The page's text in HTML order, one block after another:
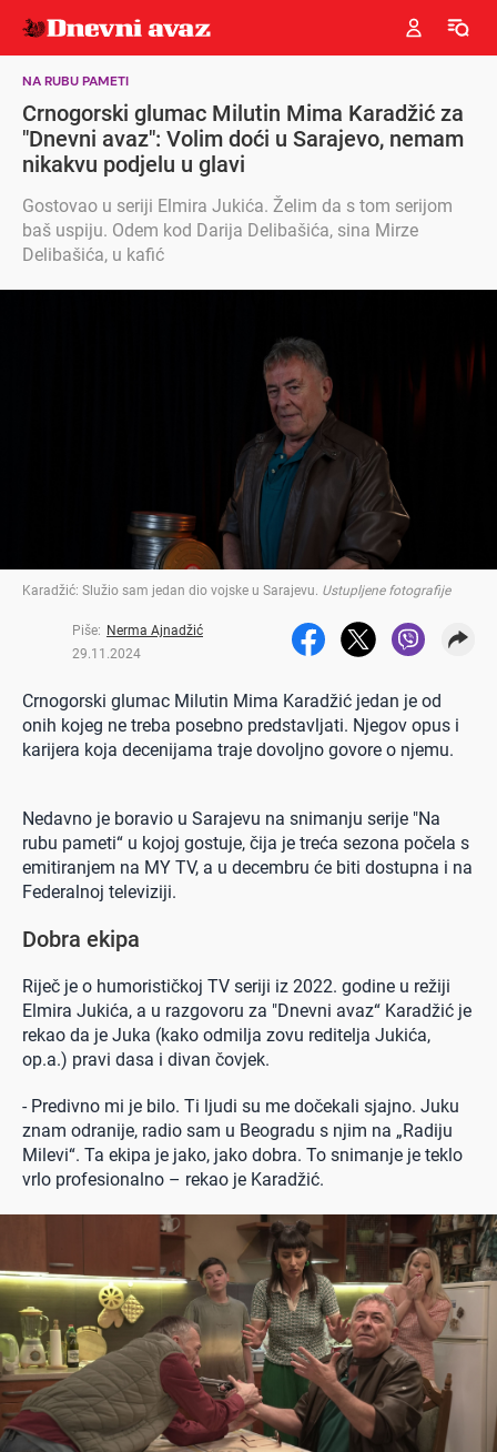
NA RUBU PAMETI
Crnogorski glumac Milutin Mima Karadžić za
"Dnevni avaz": Volim doći u Sarajevo, nemam
nikakvu podjelu u glavi
Gostovao u seriji Elmira Jukića. Želim da s tom serijom
baš uspiju. Odem kod Darija Delibašića, sina Mirze
Delibašića, u kafić
Karadžić: Služio sam jedan dio vojske u Sarajevu. Ustupljene fotografije
Piše: Nerma Ajnadžić
29.11.2024
Crnogorski glumac Milutin Mima Karadžić jedan je od
onih kojeg ne treba posebno predstavljati. Njegov opus i
karijera koja decenijama traje dovoljno govore o njemu.
Nedavno je boravio u Sarajevu na snimanju serije "Na
rubu pameti“ u kojoj gostuje, čija je treća sezona počela s
emitiranjem na MY TV, a u decembru će biti dostupna i na
Federalnoj televiziji.
Dobra ekipa
Riječ je o humorističkoj TV seriji iz 2022. godine u režiji
Elmira Jukića, a u razgovoru za "Dnevni avaz“ Karadžić je
rekao da je Juka (kako odmilja zovu reditelja Jukića,
op.a.) pravi dasa i divan čovjek.
- Predivno mi je bilo. Ti ljudi su me dočekali sjajno. Juku
znam odranije, radio sam u Beogradu s njim na „Radiju
Milevi“. Ta ekipa je jako, jako dobra. To snimanje je teklo
vrlo profesionalno – rekao je Karadžić.